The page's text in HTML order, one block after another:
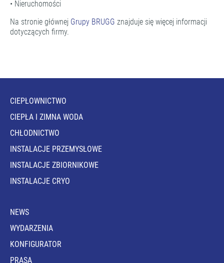
• Nieruchomości
Na stronie głównej Grupy BRUGG znajduje się więcej informacji
dotyczących firmy.
CIEPŁOWNICTWO
CIEPŁA I ZIMNA WODA
CHŁODNICTWO
INSTALACJE PRZEMYSŁOWE
INSTALACJE ZBIORNIKOWE
INSTALACJE CRYO
NEWS
WYDARZENIA
KONFIGURATOR
PRASA